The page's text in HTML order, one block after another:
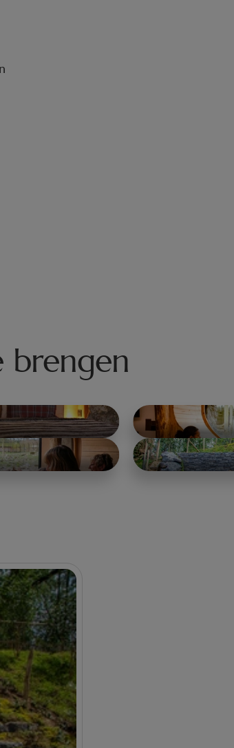
brengen